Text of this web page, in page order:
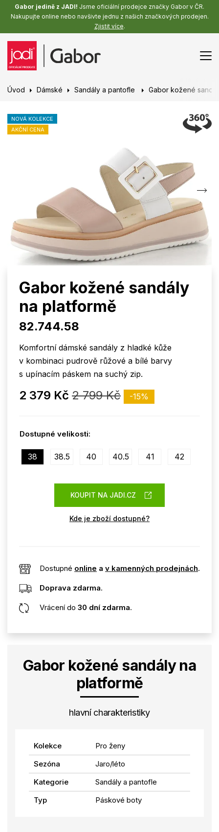
Gabor jedině z JADI! Jsme oficiální prodejce značky Gabor v ČR.
Nakupujte online nebo navšivte jednu z našich značkových prodejen.
Zjistit více.
Úvod Dámské Sandály a pantofle Gabor kožené
NOVÁ KOLEKCE
AKČNÍ CENA
Gabor kožené sandály
na platformě
82.744.58
Komfortní dámské sandály z hladké kůže
v kombinaci pudrově růžové a bílé barvy
s upínacím páskem na suchý zip.
2 379 Kč 2 799 Kč -15%
Dostupné velikosti:
38 38.5 40 40.5 41 42
KOUPIT NA JADI.CZ
Kde je zboží dostupné?
Dostupné online a v kamenných prodejnách.
Doprava zdarma.
Vrácení do 30 dní zdarma.
Gabor kožené sandály na
platformě
hlavní charakteristiky
Kolekce
Pro ženy
Sezóna
Jaro/léto
Kategorie
Sandály a pantofle
Typ
Páskové boty